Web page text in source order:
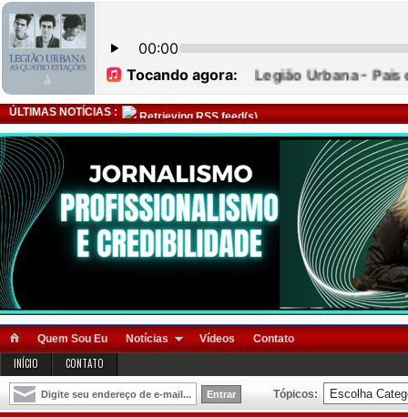
ÚLTIMAS NOTÍCIAS : Retrieving RSS feed(s)
Quem Sou Eu Notícias Vídeos Contato
INÍCIO CONTATO
Tópicos: